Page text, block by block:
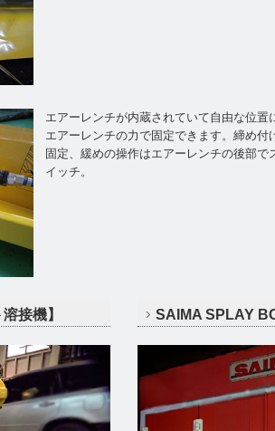
エアーレンチが内蔵されていて自由な位置
エアーレンチの力で固定できます。締め付
固定、緩めの操作はエアーレンチの後部で
イッチ。
接機】 SAIMA SPLAY